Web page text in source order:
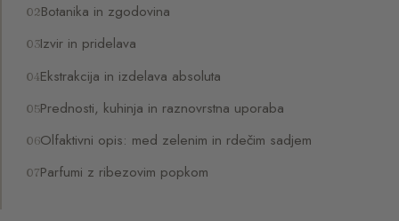
Botanika in zgodovina
Izvir in pridelava
Ekstrakcija in izdelava absoluta
Prednosti, kuhinja in raznovrstna uporaba
Olfaktivni opis: med zelenim in rdečim sadjem
Parfumi z ribezovim popkom